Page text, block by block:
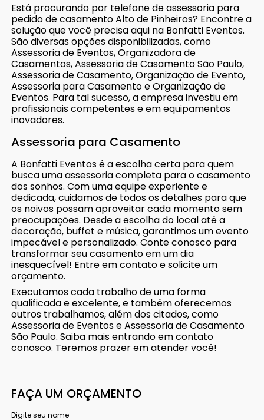
Está procurando por telefone de assessoria para
pedido de casamento Alto de Pinheiros? Encontre a
solução que você precisa aqui na Bonfatti Eventos.
São diversas opções disponibilizadas, como
Assessoria de Eventos, Organizadora de
Casamentos, Assessoria de Casamento São Paulo,
Assessoria de Casamento, Organização de Evento,
Assessoria para Casamento e Organização de
Eventos. Para tal sucesso, a empresa investiu em
profissionais competentes e em equipamentos
inovadores.
Assessoria para Casamento
A Bonfatti Eventos é a escolha certa para quem
busca uma assessoria completa para o casamento
dos sonhos. Com uma equipe experiente e
dedicada, cuidamos de todos os detalhes para que
os noivos possam aproveitar cada momento sem
preocupações. Desde a escolha do local até a
decoração, buffet e música, garantimos um evento
impecável e personalizado. Conte conosco para
transformar seu casamento em um dia
inesquecível! Entre em contato e solicite um
orçamento.
Executamos cada trabalho de uma forma
qualificada e excelente, e também oferecemos
outros trabalhamos, além dos citados, como
Assessoria de Eventos e Assessoria de Casamento
São Paulo. Saiba mais entrando em contato
conosco. Teremos prazer em atender você!
FAÇA UM ORÇAMENTO
Digite seu nome